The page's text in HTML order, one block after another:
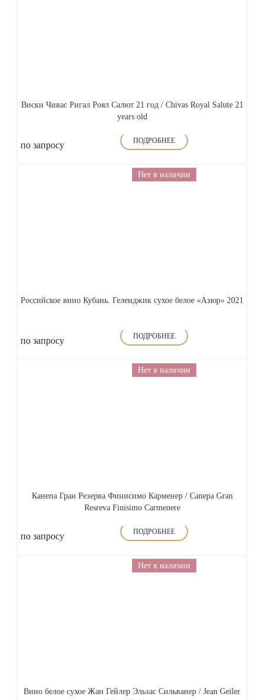
Виски Чивас Ригал Роял Салют 21 год / Chivas Royal Salute 21
years old
по запросу ПОДРОБНЕЕ
Нет в наличии
Российское вино Кубань. Геленджик сухое белое «Азюр» 2021
по запросу ПОДРОБНЕЕ
Нет в наличии
Канепа Гран Резерва Финисимо Карменер / Canepa Gran
Resreva Finisimo Carmenere
по запросу ПОДРОБНЕЕ
Нет в наличии
Вино белое сухое Жан Гейлер Эльзас Сильванер / Jean Geiler